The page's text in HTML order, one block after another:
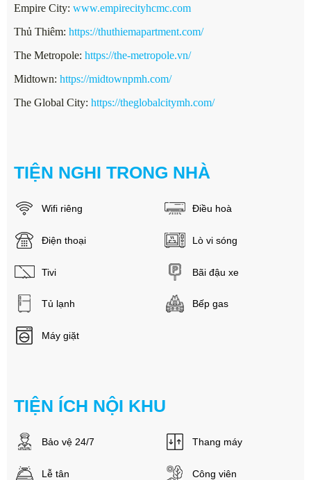
Empire City: www.empirecityhcmc.com
Thủ Thiêm: https://thuthiemapartment.com/
The Metropole: https://the-metropole.vn/
Midtown: https://midtownpmh.com/
The Global City: https://theglobalcitymh.com/
TIỆN NGHI TRONG NHÀ
Wifi riêng Điều hoà
Điện thoại Lò vi sóng
Tivi Bãi đậu xe
Tủ lạnh Bếp gas
Máy giặt
TIỆN ÍCH NỘI KHU
Bảo vệ 24/7 Thang máy
Lễ tân Công viên